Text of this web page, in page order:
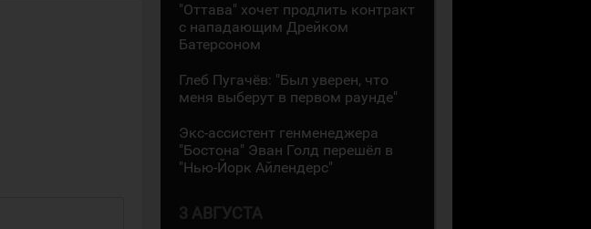
"Оттава" хочет продлить контракт
с нападающим Дрейком
Батерсоном
Глеб Пугачёв: "Был уверен, что
меня выберут в первом раунде"
Экс-ассистент генменеджера
"Бостона" Эван Голд перешёл в
"Нью-Йорк Айлендерс"
3 АВГУСТА